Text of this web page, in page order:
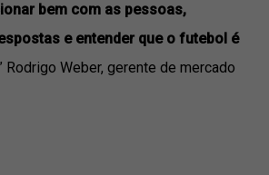
bem com as pessoas,
e entender que o futebol é
Rodrigo Weber, gerente de mercado